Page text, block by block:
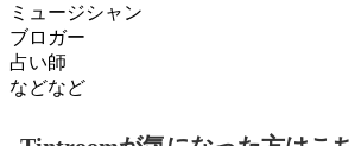
ミュージシャン
ブロガー
占い師
などなど